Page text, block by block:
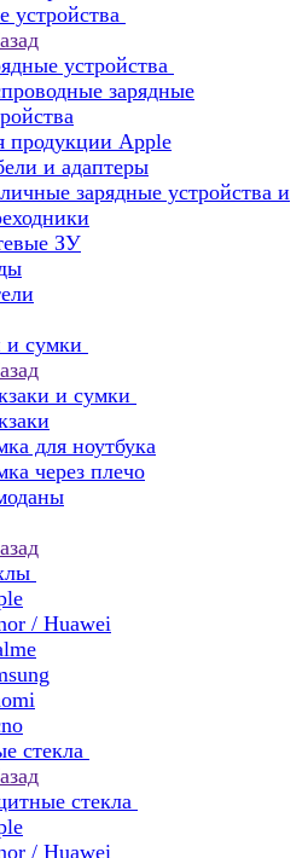
устройства
устройства
зарядные
продукции Apple
и адаптеры
зарядные устройства и
ЗУ
и сумки
и сумки
для ноутбука
через плечо
/ Huawei
стекла
стекла
/ Huawei